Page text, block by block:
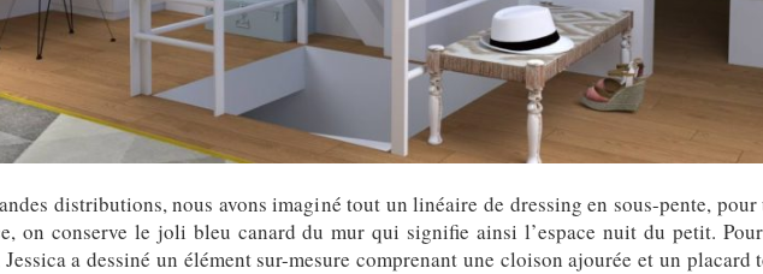
distributions, nous avons imaginé tout un linéaire de dressing en sous-pente,
on conserve le joli bleu canard du mur qui signifie ainsi l’espace nuit du petit.
a dessiné un élément sur-mesure comprenant une cloison ajourée et un placard